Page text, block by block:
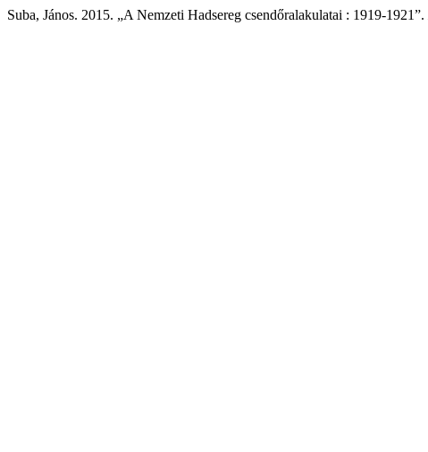
Suba, János. 2015. „A Nemzeti Hadsereg csendőralakulatai : 1919-1921”.